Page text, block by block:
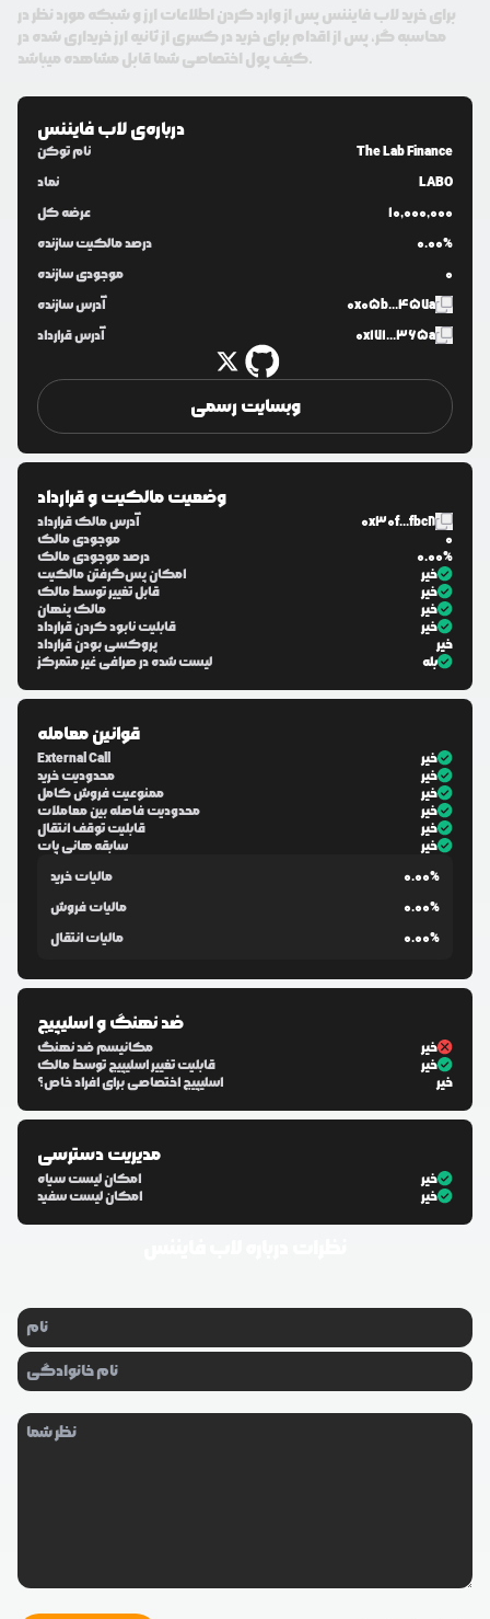
برای خرید لاب فایننس پس از وارد کردن اطلاعات ارز و شبکه مورد نظر در
محاسبه گر، پس از اقدام برای خرید در کسری از ثانیه ارز خریداری شده در
کیف پول اختصاصی شما قابل مشاهده میباشد.
درباره‌یلاب فایننس
نام توکن
The Lab Finance
نماد
LABO
عرضه کل
10,000,000
درصد مالکیت سازنده
0.00%
موجودی سازنده
0
آدرس سازنده
0x05b...457a
آدرس قرارداد
0x171...365a
وبسایت رسمی
وضعیت مالکیت و قرارداد
آدرس مالک قرارداد
0x30f...fbc8
موجودی مالک
0
درصد موجودی مالک
0.00%
امکان پس‌گرفتن مالکیت
خیر
قابل تغییر توسط مالک
خیر
مالک پنهان
خیر
قابلیت نابود کردن قرارداد
خیر
پروکسی بودن قرارداد
خیر
لیست شده در صرافی غیر متمرکز
بله
قوانین معامله
External Call
خیر
محدودیت خرید
خیر
ممنوعیت فروش کامل
خیر
محدودیت فاصله بین معاملات
خیر
قابلیت توقف انتقال
خیر
سابقه هانی پات
خیر
مالیات خرید
0.00%
مالیات فروش
0.00%
مالیات انتقال
0.00%
ضد نهنگ و اسلیپیج
مکانیسم ضد نهنگ
خیر
قابلیت تغییر اسلیپیج توسط مالک
خیر
اسلیپیج اختصاصی برای افراد خاص؟
خیر
مدیریت دسترسی
امکان لیست سیاه
خیر
امکان لیست سفید
خیر